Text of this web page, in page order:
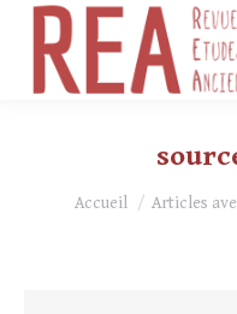
Vous êtes ici :
Accueil Articles